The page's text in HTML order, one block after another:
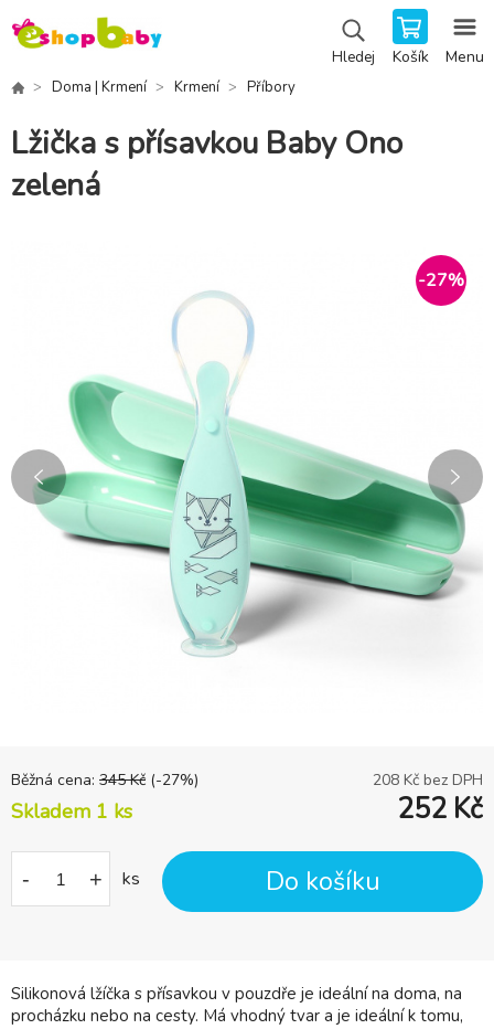
Hledej Košík Menu
Doma | Krmení Krmení Příbory
Lžička s přísavkou Baby Ono
zelená
-27%
Silikonová lžíčka s přísavkou v pouzdře je ideální na doma, na
procházku nebo na cesty. Má vhodný tvar a je ideální k tomu,
Běžná cena: 345 Kč (-27%) 208 Kč bez DPH
Skladem 1 ks 252 Kč
- + ks Do košíku